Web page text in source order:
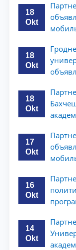
ТГЮУ
18
Okt
18
Okt
ТГЮУ
18
Okt
17
Okt
16
Okt
ТГЮУ
14
Okt